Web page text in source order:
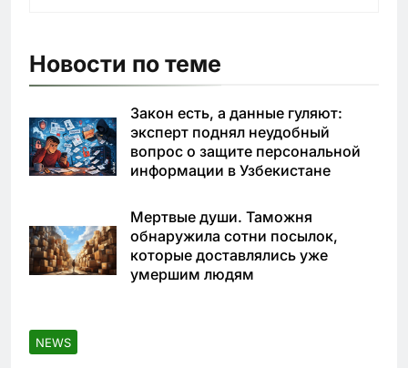
Новости по теме
Закон есть, а данные гуляют:
эксперт поднял неудобный
вопрос о защите персональной
информации в Узбекистане
Мертвые души. Таможня
обнаружила сотни посылок,
которые доставлялись уже
умершим людям
NEWS